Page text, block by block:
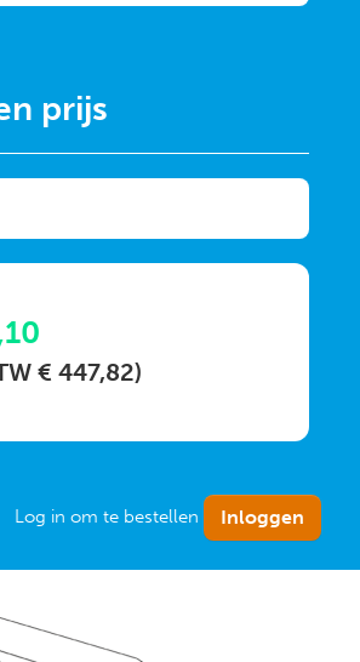
prijs
€ 447,82)
Log in om te bestellen